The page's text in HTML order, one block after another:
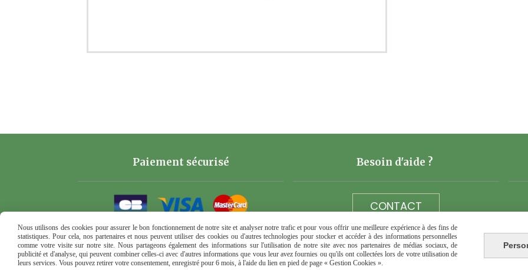
Paiement sécurisé Besoin d'aide ?
CONTACT
Téléphone 06 73 40 10 89
32 bis place du champ de foire 17500 JONZAC
Nous utilisons des cookies pour assurer le bon fonctionnement de notre site et analyser notre trafic et pour vous offrir une meilleure expérience à des fins de
statistiques. Pour cela, nos partenaires et nous peuvent utiliser des cookies ou d'autres technologies pour stocker et accéder à des informations personnelles
comme votre visite sur notre site. Nous partageons également des informations sur l'utilisation de notre site avec nos partenaires de médias sociaux, de
publicité et d'analyse, qui peuvent combiner celles-ci avec d'autres informations que vous leur avez fournies ou qu'ils ont collectées lors de votre utilisation de
leurs services. Vous pouvez retirer votre consentement, enregistré pour 6 mois, à l'aide du lien en pied de page « Gestion Cookies ».